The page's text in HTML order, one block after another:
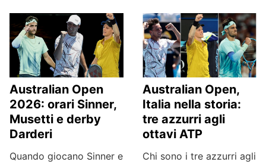
Australian Open
2026: orari Sinner,
Musetti e derby
Darderi
Quando giocano Sinner e
Australian Open,
Italia nella storia:
tre azzurri agli
ottavi ATP
Chi sono i tre azzurri agli